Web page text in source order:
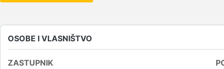
OSOBE I VLASNIŠTVO
ZASTUPNIK